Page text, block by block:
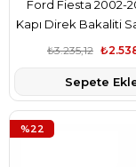
Ford Fiesta 2002-
Kapı Direk Bakaliti
Marka
₺3.235,12
Sepete
%22